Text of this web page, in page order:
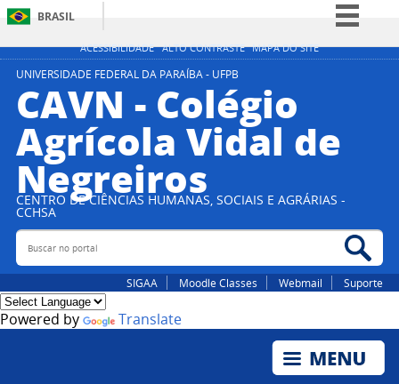
ACESSIBILIDADE ALTO CONTRASTE MAPA DO SITE
BRASIL
Simplifique!
Participe
Acesso à informação
Legislação
UNIVERSIDADE FEDERAL DA PARAÍBA - UFPB
CAVN - Colégio
Agrícola Vidal de
Negreiros
CENTRO DE CIÊNCIAS HUMANAS, SOCIAIS E AGRÁRIAS -
CCHSA
Buscar no portal
SIGAA Moodle Classes Webmail Suporte
Powered by Translate